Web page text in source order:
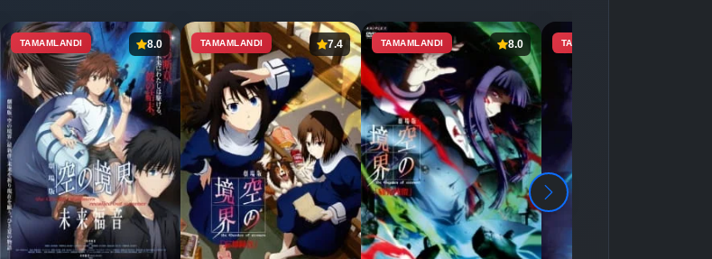
Bölüm No: 6 Detaylar İzle
Bölüm No: 7 Detaylar İzle
Bölüm No: 8 Detaylar İzle
Bölüm No: 9 Detaylar İzle
TAMAMLANDI 8.0 TAMAMLANDI 7.4 TAMAMLANDI 8.0 TAMAMLANDI